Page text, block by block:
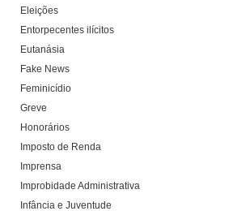
Eleições
Entorpecentes ilícitos
Eutanásia
Fake News
Feminicídio
Greve
Honorários
Imposto de Renda
Imprensa
Improbidade Administrativa
Infância e Juventude